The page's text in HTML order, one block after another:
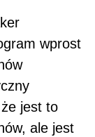
wprost
jest to
ale jest